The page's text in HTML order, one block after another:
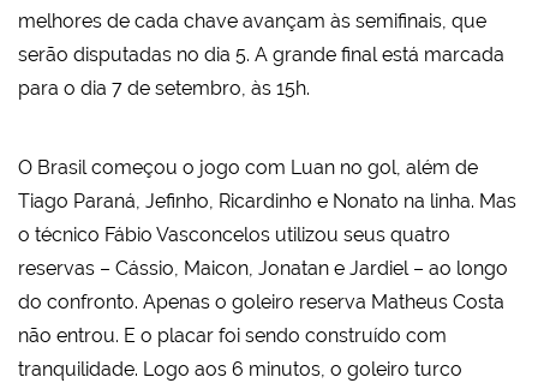
melhores de cada chave avançam às semifinais, que
serão disputadas no dia 5. A grande final está marcada
para o dia 7 de setembro, às 15h.
O Brasil começou o jogo com Luan no gol, além de
Tiago Paraná, Jefinho, Ricardinho e Nonato na linha. Mas
o técnico Fábio Vasconcelos utilizou seus quatro
reservas – Cássio, Maicon, Jonatan e Jardiel – ao longo
do confronto. Apenas o goleiro reserva Matheus Costa
não entrou. E o placar foi sendo construído com
tranquilidade. Logo aos 6 minutos, o goleiro turco